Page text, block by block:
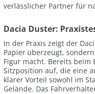
verlässlicher Partner für
Dacia Duster:
In der Praxis zeigt der
Papier überzeugt,
Figur macht. Bereits
Sitzposition auf, die eine
klarer Vorteil sowohl im
Gelände. Das